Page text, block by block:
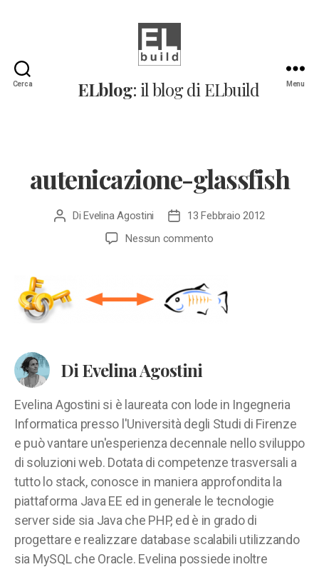
Cerca
Il
blog
ELblog: il blog di ELbuild Menu
autenicazione-glassfish
Autore
DiEvelina Agostini
Data
dell'articolo
13 Febbraio 2012
Nessun commentosu
Di Evelina Agostini
Evelina Agostini si è laureata con lode in Ingegneria
Informatica presso l'Università degli Studi di Firenze
e può vantare un'esperienza decennale nello sviluppo
di soluzioni web. Dotata di competenze trasversali a
tutto lo stack, conosce in maniera approfondita la
piattaforma Java EE ed in generale le tecnologie
server side sia Java che PHP, ed è in grado di
progettare e realizzare database scalabili utilizzando
sia MySQL che Oracle. Evelina possiede inoltre